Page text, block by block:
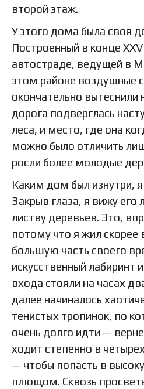
второй этаж.
У этого дома была своя
Построенный в конце
автостраде, ведущей в
этом районе воздушные
окончательно вытеснили
дорога подверглась
леса, и место, где она
можно было отличить
росли более молодые
Каким дом был изнутри,
Закрыв глаза, я вижу его
листву деревьев. Это,
потому что я жил скорее
большую часть своего
искусственный лабиринт
входа стояли на часах
далее начиналось
тенистых тропинок, по
очень долго идти —
ходит степенно в
— чтобы попасть в
плющом. Сквозь